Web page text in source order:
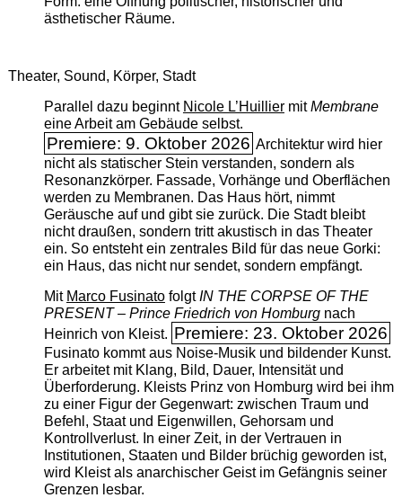
ästhetischer Räume.
Theater, Sound, Körper, Stadt
Parallel dazu beginnt Nicole L’Huilliermit ­Membrane
eine Arbeit am Gebäude selbst.
Premiere: 9. Oktober 2026 Architektur wird hier
nicht als statischer Stein verstanden, sondern als
Resonanzkörper. Fassade, Vorhänge und Oberflächen
werden zu Membranen. Das Haus hört, nimmt
Geräusche auf und gibt sie zurück. Die Stadt bleibt
nicht draußen, sondern tritt akustisch in das Theater
ein. So entsteht ein zentrales Bild für das neue Gorki:
ein Haus, das nicht nur sendet, sondern empfängt.
Mit Marco FusinatofolgtIN THE CORPSE OF THE
PRESENT – Prince Friedrich von Homburgnach
Heinrich von Kleist. Premiere: 23. Oktober 2026
Fusinato kommt aus Noise-Musik und bildender Kunst.
Er arbeitet mit Klang, Bild, Dauer, Intensität und
Überforderung. Kleists Prinz von Homburg wird bei ihm
zu einer Figur der Gegenwart: zwischen Traum und
Befehl, Staat und Eigenwillen, Gehorsam und
Kontrollverlust. In einer Zeit, in der Vertrauen in
Institutionen, Staaten und Bilder brüchig geworden ist,
wird Kleist als anarchischer Geist im Gefängnis seiner
Grenzen lesbar.